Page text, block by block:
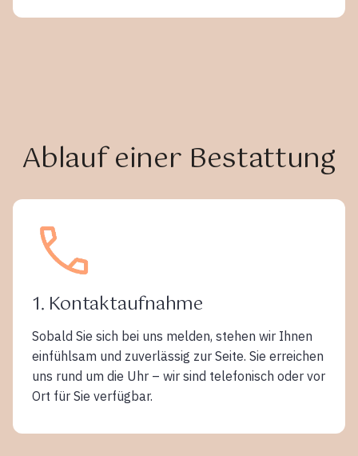
Ablauf einer Bestattung
1. Kontaktaufnahme
Sobald Sie sich bei uns melden, stehen wir Ihnen
einfühlsam und zuverlässig zur Seite. Sie erreichen
uns rund um die Uhr – wir sind telefonisch oder vor
Ort für Sie verfügbar.